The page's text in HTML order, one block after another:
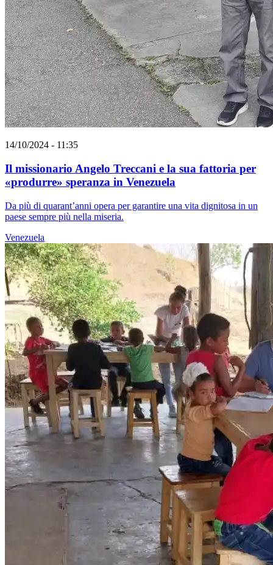
14/10/2024 - 11:35
Il missionario Angelo Treccani e la sua fattoria per
«produrre» speranza in Venezuela
Da più di quarant’anni opera per garantire una vita dignitosa in un
paese sempre più nella miseria.
Venezuela